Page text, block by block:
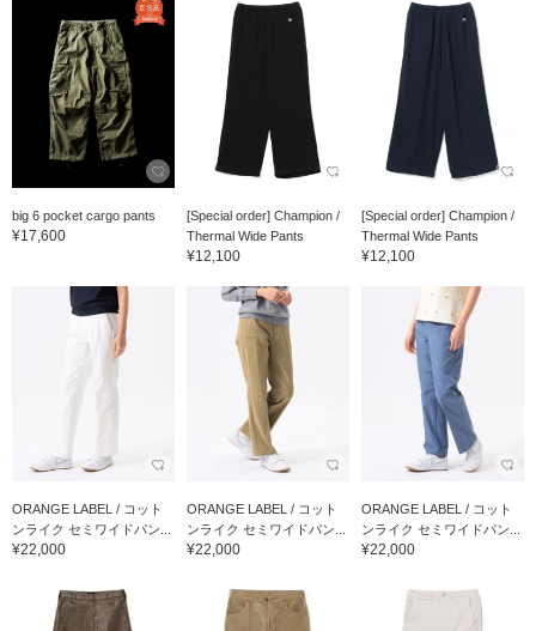
big 6 pocket cargo pants
¥17,600
[Special order] Champion /
Thermal Wide Pants
¥12,100
[Special order] Champion /
Thermal Wide Pants
¥12,100
ORANGE LABEL / コット
ンライク セミワイドパン...
¥22,000
ORANGE LABEL / コット
ンライク セミワイドパン...
¥22,000
ORANGE LABEL / コット
ンライク セミワイドパン...
¥22,000